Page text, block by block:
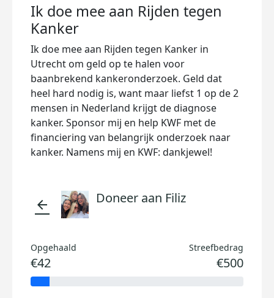
Ik doe mee aan Rijden tegen
Kanker
Ik doe mee aan Rijden tegen Kanker in
Utrecht om geld op te halen voor
baanbrekend kankeronderzoek. Geld dat
heel hard nodig is, want maar liefst 1 op de 2
mensen in Nederland krijgt de diagnose
kanker. Sponsor mij en help KWF met de
financiering van belangrijk onderzoek naar
kanker. Namens mij en KWF: dankjewel!
arrow_back Doneer aan Filiz
Opgehaald
€42
Streefbedrag
€500